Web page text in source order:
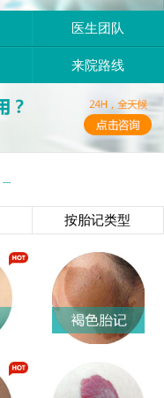
医生团队
来院路线
---
按胎记类型